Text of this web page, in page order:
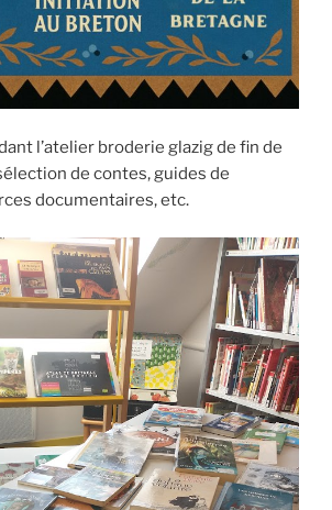
l’atelier broderie glazig de fin de
de contes, guides de
documentaires, etc.